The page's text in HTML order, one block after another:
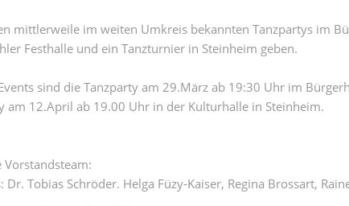
mittlerweile im weiten Umkreis bekannten Tanzpartys im
Festhalle und ein Tanzturnier in Steinheim geben.
sind die Tanzparty am 29.März ab 19:30 Uhr im
am 12.April ab 19.00 Uhr in der Kulturhalle in Steinheim.
Vorstandsteam:
Dr. Tobias Schröder. Helga Füzy-Kaiser, Regina Brossart,